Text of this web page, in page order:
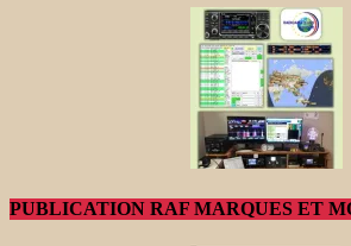
PUBLICATION RAF MARQUES ET